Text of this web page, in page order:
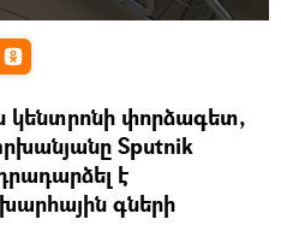
կենտրոնի փորձագետ,
Sputnik
է
գների